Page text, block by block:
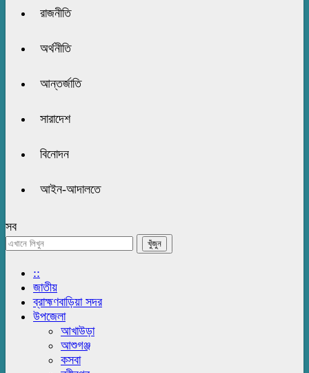
রাজনীতি
অর্থনীতি
আন্তর্জাতি
সারাদেশ
বিনোদন
আইন-আদালতে
সব
::
জাতীয়
ব্রাহ্মণবাড়িয়া সদর
উপজেলা
আখাউড়া
আশুগঞ্জ
কসবা